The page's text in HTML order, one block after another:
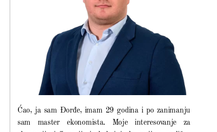
Ćao, ja sam Đorđe, imam 29 godina i po zanimanju
sam master ekonomista. Moje interesovanje za